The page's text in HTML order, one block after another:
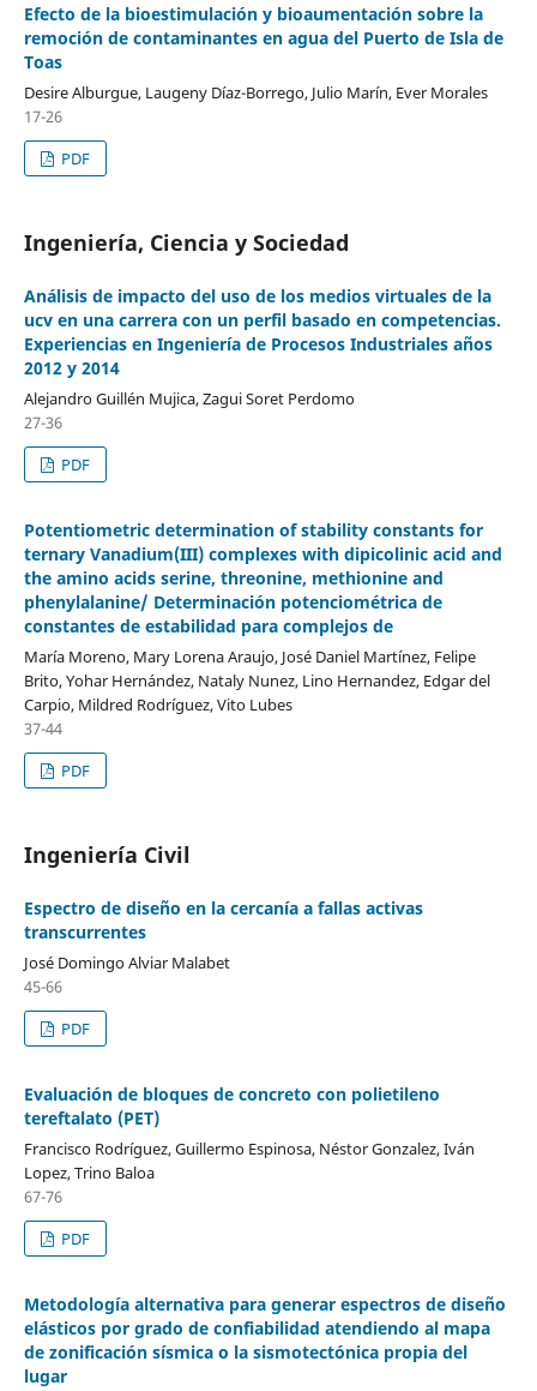
Efecto de la bioestimulación y bioaumentación sobre la
remoción de contaminantes en agua del Puerto de Isla de
Toas
Desire Alburgue, Laugeny Díaz-Borrego, Julio Marín, Ever Morales
17-26
PDF
Ingeniería, Ciencia y Sociedad
Análisis de impacto del uso de los medios virtuales de la
ucv en una carrera con un perfil basado en competencias.
Experiencias en Ingeniería de Procesos Industriales años
2012 y 2014
Alejandro Guillén Mujica, Zagui Soret Perdomo
27-36
PDF
Potentiometric determination of stability constants for
ternary Vanadium(III) complexes with dipicolinic acid and
the amino acids serine, threonine, methionine and
phenylalanine/ Determinación potenciométrica de
constantes de estabilidad para complejos de
María Moreno, Mary Lorena Araujo, José Daniel Martínez, Felipe
Brito, Yohar Hernández, Nataly Nunez, Lino Hernandez, Edgar del
Carpio, Mildred Rodríguez, Vito Lubes
37-44
PDF
Ingeniería Civil
Espectro de diseño en la cercanía a fallas activas
transcurrentes
José Domingo Alviar Malabet
45-66
PDF
Evaluación de bloques de concreto con polietileno
tereftalato (PET)
Francisco Rodríguez, Guillermo Espinosa, Néstor Gonzalez, Iván
Lopez, Trino Baloa
67-76
PDF
Metodología alternativa para generar espectros de diseño
elásticos por grado de confiabilidad atendiendo al mapa
de zonificación sísmica o la sismotectónica propia del
lugar